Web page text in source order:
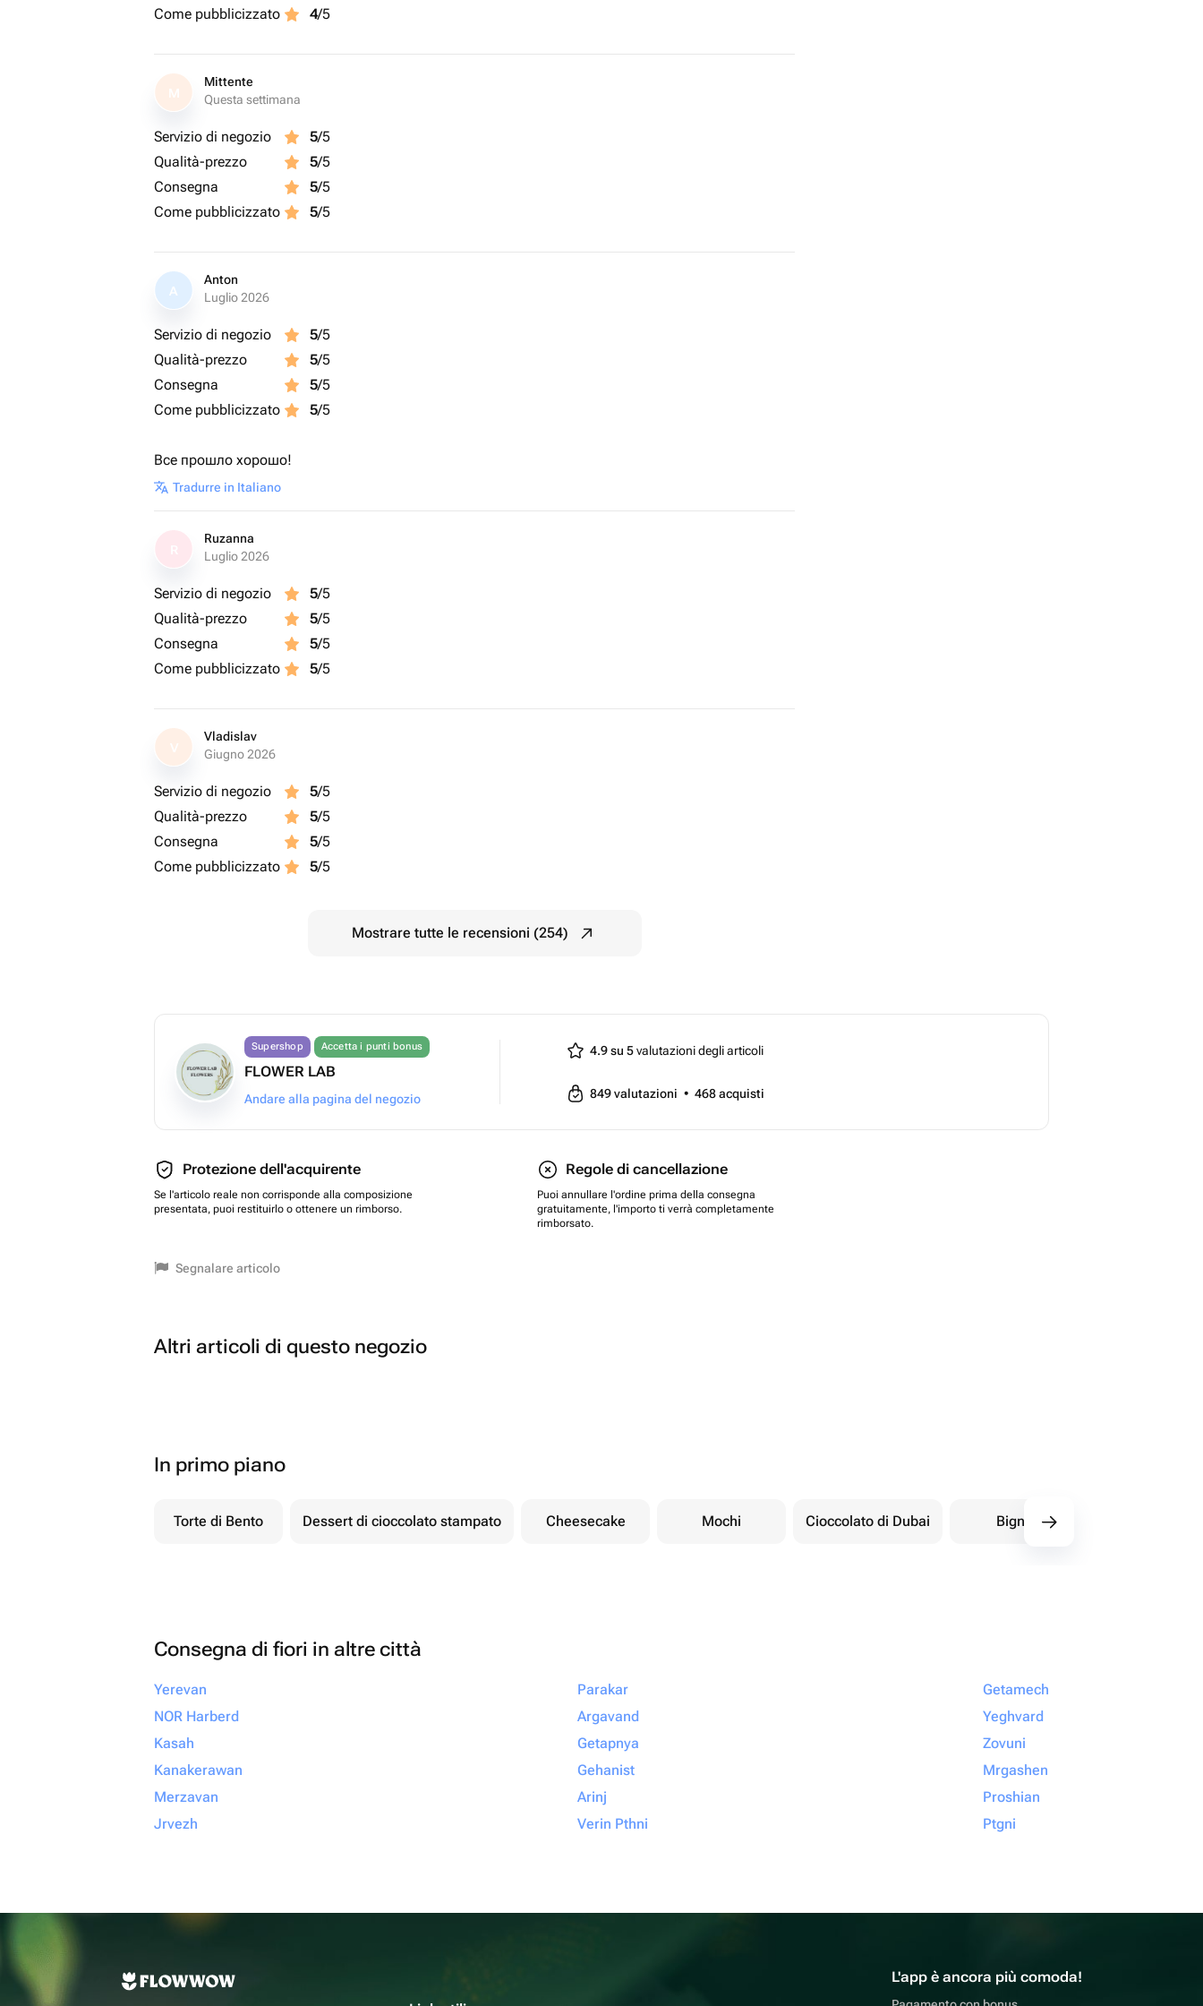
Come pubblicizzato
4/5
M
Mittente
Questa settimana
Servizio di negozio 5/5
Qualità-prezzo
5/5
Consegna
5/5
Come pubblicizzato
5/5
A
Anton
Luglio 2026
Servizio di negozio 5/5
Qualità-prezzo
5/5
Consegna
5/5
Come pubblicizzato
5/5
Все прошло хорошо!
Tradurre in Italiano
Ruzanna
Luglio 2026
Servizio di negozio 5/5
Qualità-prezzo
5/5
Consegna
5/5
Come pubblicizzato
5/5
V
Vladislav
Giugno 2026
Servizio di negozio 5/5
Qualità-prezzo
5/5
Consegna
5/5
Come pubblicizzato
5/5
Mostrare tutte le recensioni (254)
Supershop Accetta i punti bonus
FLOWER LAB
Andare alla pagina del negozio
4.9 su 5valutazioni degli articoli
849valutazioni • 468acquisti
Protezione dell'acquirente
Se l'articolo reale non corrisponde alla composizione
presentata, puoi restituirlo o ottenere un rimborso.
Regole di cancellazione
Puoi annullare l'ordine prima della consegna
gratuitamente, l'importo ti verrà completamente
rimborsato.
Segnalare articolo
Altri articoli di questo negozio
In primo piano
Torte di Bento Dessert di cioccolato stampato Cheesecake Mochi Cioccolato di Dubai Bignè
Consegna di fiori in altre città
Yerevan
NOR Harberd
Kasah
Kanakerawan
Merzavan
Jrvezh
Parakar
Argavand
Getapnya
Gehanist
Arinj
Verin Pthni
Getamech
Yeghvard
Zovuni
Mrgashen
Proshian
Ptgni
L'app è ancora più comoda!